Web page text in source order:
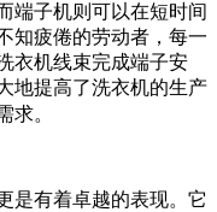
端子机则可以在短时间
知疲倦的劳动者，每一
衣机线束完成端子安
地提高了洗衣机的生产
求。
是有着卓越的表现。它